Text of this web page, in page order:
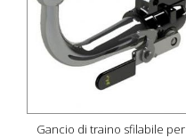
Gancio di traino sfilabile per